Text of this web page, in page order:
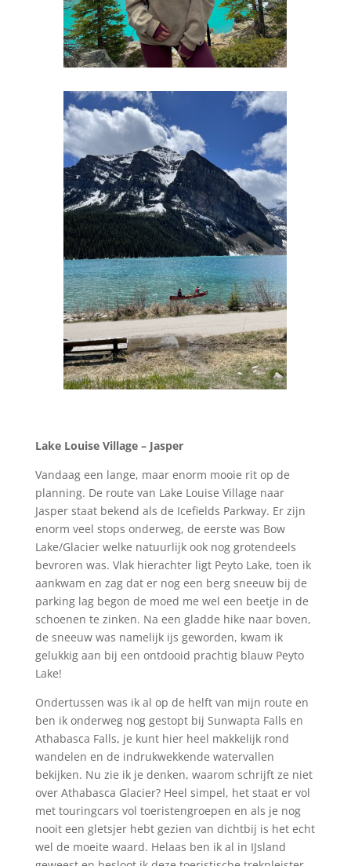
Lake Louise Village – Jasper
Vandaag een lange, maar enorm mooie rit op de
planning. De route van Lake Louise Village naar
Jasper staat bekend als de Icefields Parkway. Er zijn
enorm veel stops onderweg, de eerste was Bow
Lake/Glacier welke natuurlijk ook nog grotendeels
bevroren was. Vlak hierachter ligt Peyto Lake, toen ik
aankwam en zag dat er nog een berg sneeuw bij de
parking lag begon de moed me wel een beetje in de
schoenen te zinken. Na een gladde hike naar boven,
de sneeuw was namelijk ijs geworden, kwam ik
gelukkig aan bij een ontdooid prachtig blauw Peyto
Lake!
Ondertussen was ik al op de helft van mijn route en
ben ik onderweg nog gestopt bij Sunwapta Falls en
Athabasca Falls, je kunt hier heel makkelijk rond
wandelen en de indrukwekkende watervallen
bekijken. Nu zie ik je denken, waarom schrijft ze niet
over Athabasca Glacier? Heel simpel, het staat er vol
met touringcars vol toeristengroepen en als je nog
nooit een gletsjer hebt gezien van dichtbij is het echt
wel de moeite waard. Helaas ben ik al in IJsland